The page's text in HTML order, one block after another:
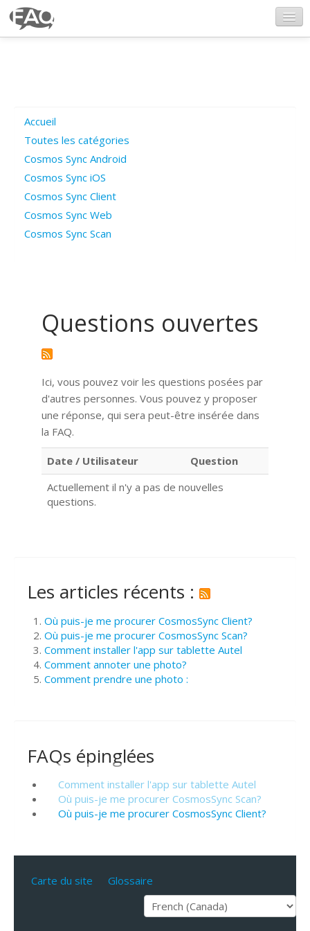
Poser une question
Questions ouvertes
Connexion
Accueil
Toutes les catégories
Cosmos Sync Android
Cosmos Sync iOS
Cosmos Sync Client
Cosmos Sync Web
Cosmos Sync Scan
Questions ouvertes
Ici, vous pouvez voir les questions posées par
d'autres personnes. Vous pouvez y proposer
une réponse, qui sera peut-être insérée dans
la FAQ.
Date / Utilisateur
Question
Actuellement il n'y a pas de nouvelles
questions.
Les articles récents :
Où puis-je me procurer CosmosSync Client?
Où puis-je me procurer CosmosSync Scan?
Comment installer l'app sur tablette Autel
Comment annoter une photo?
Comment prendre une photo :
FAQs épinglées
Comment installer l'app sur tablette Autel
Où puis-je me procurer CosmosSync Scan?
Où puis-je me procurer CosmosSync Client?
Carte du site Glossaire